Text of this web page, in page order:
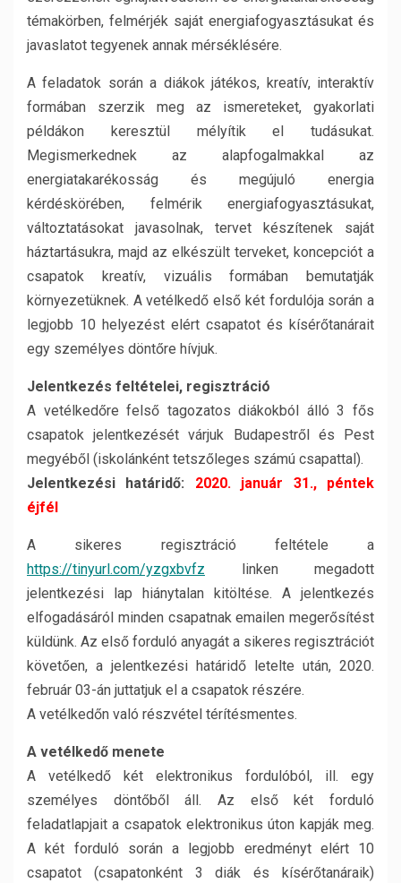
témakörben, felmérjék saját energiafogyasztásukat és
javaslatot tegyenek annak mérséklésére.
A feladatok során a diákok játékos, kreatív, interaktív
formában szerzik meg az ismereteket, gyakorlati
példákon keresztül mélyítik el tudásukat.
Megismerkednek az alapfogalmakkal az
energiatakarékosság és megújuló energia
kérdéskörében, felmérik energiafogyasztásukat,
változtatásokat javasolnak, tervet készítenek saját
háztartásukra, majd az elkészült terveket, koncepciót a
csapatok kreatív, vizuális formában bemutatják
környezetüknek. A vetélkedő első két fordulója során a
legjobb 10 helyezést elért csapatot és kísérőtanárait
egy személyes döntőre hívjuk.
Jelentkezés feltételei, regisztráció
A vetélkedőre felső tagozatos diákokból álló 3 fős
csapatok jelentkezését várjuk Budapestről és Pest
megyéből (iskolánként tetszőleges számú csapattal).
Jelentkezési határidő: 2020. január 31., péntek
éjfél
A sikeres regisztráció feltétele a
https://tinyurl.com/yzgxbvfz linken megadott
jelentkezési lap hiánytalan kitöltése. A jelentkezés
elfogadásáról minden csapatnak emailen megerősítést
küldünk. Az első forduló anyagát a sikeres regisztrációt
követően, a jelentkezési határidő letelte után, 2020.
február 03-án juttatjuk el a csapatok részére.
A vetélkedőn való részvétel térítésmentes.
A vetélkedő menete
A vetélkedő két elektronikus fordulóból, ill. egy
személyes döntőből áll. Az első két forduló
feladatlapjait a csapatok elektronikus úton kapják meg.
A két forduló során a legjobb eredményt elért 10
csapatot (csapatonként 3 diák és kísérőtanáraik)